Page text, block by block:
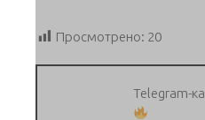
Просмотрено: 20
Telegram-